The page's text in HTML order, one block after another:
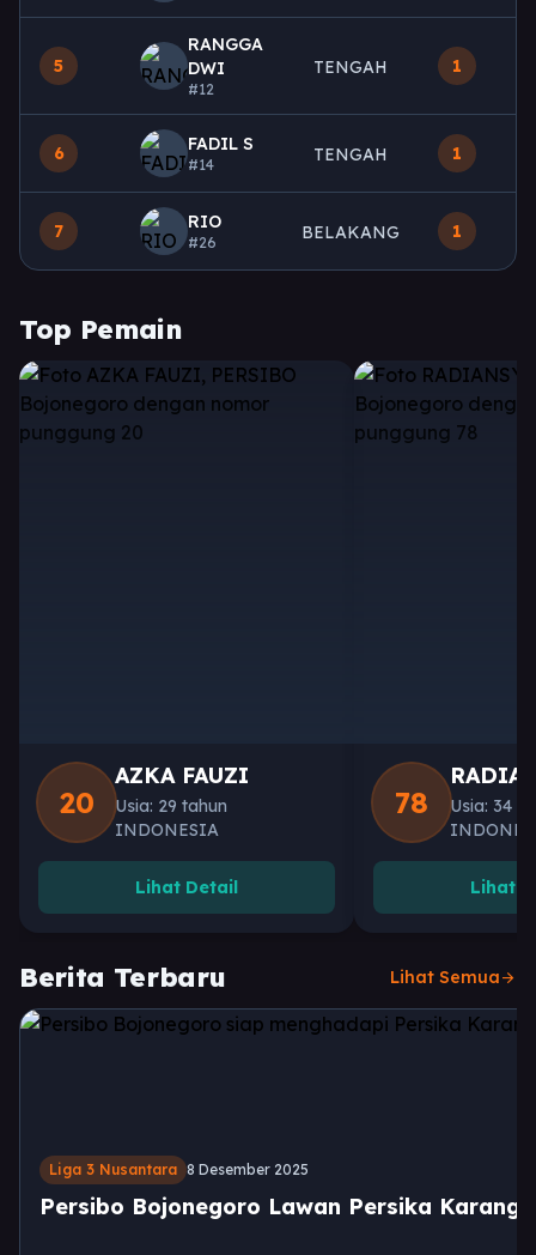
5
RANGGA
DWI
#12
TENGAH 1
6 FADIL S
#14 TENGAH 1
7 RIO
#26 BELAKANG 1
Top Pemain
20
AZKA FAUZI
Usia: 29 tahun
INDONESIA
Lihat Detail
78
Usia: 34
Lihat
Berita Terbaru Lihat Semuaarrow_forward
Liga 3 Nusantara 8 Desember 2025
Persibo Bojonegoro Lawan Persika